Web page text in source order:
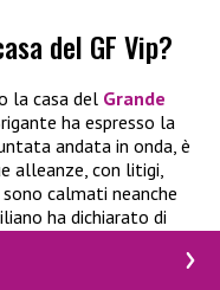
del GF Vip?
la casa del Grande
ha espresso la
andata in onda, è
alleanze, con litigi,
calmati neanche
ha dichiarato di